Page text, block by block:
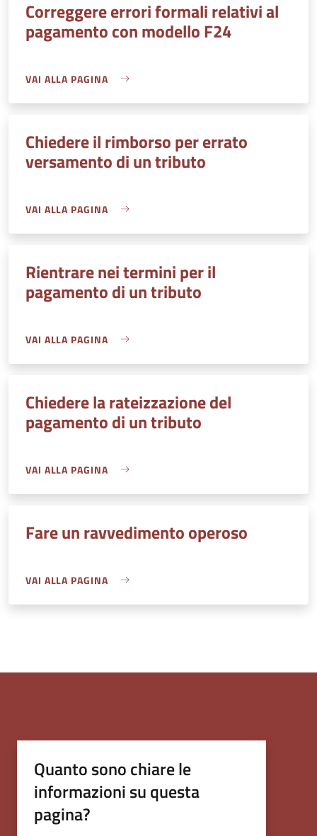
Correggere errori formali relativi al
pagamento con modello F24
VAI ALLA PAGINA
Chiedere il rimborso per errato
versamento di un tributo
VAI ALLA PAGINA
Rientrare nei termini per il
pagamento di un tributo
VAI ALLA PAGINA
Chiedere la rateizzazione del
pagamento di un tributo
VAI ALLA PAGINA
Fare un ravvedimento operoso
VAI ALLA PAGINA
Quanto sono chiare le
informazioni su questa
pagina?